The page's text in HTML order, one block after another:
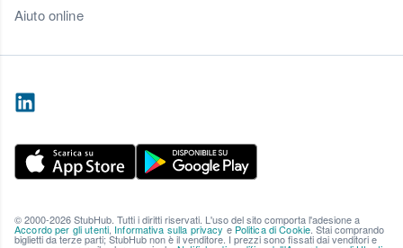
Aiuto online
© 2000-2026 StubHub. Tutti i diritti riservati. L'uso del sito comporta l'adesione a
Accordo per gli utenti, Informativa sulla privacy e Politica di Cookie. Stai comprando
biglietti da terze parti; StubHub non è il venditore. I prezzi sono fissati dai venditori e